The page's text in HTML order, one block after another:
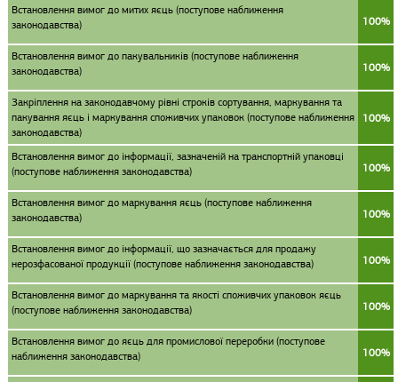
Встановлення вимог до митих яєць (поступове наближення
законодавства)
100%
Встановлення вимог до пакувальників (поступове наближення
законодавства)
100%
Закріплення на законодавчому рівні строків сортування, маркування та
пакування яєць і маркування споживчих упаковок (поступове наближення
законодавства)
100%
Встановлення вимог до інформації, зазначеній на транспортній упаковці
(поступове наближення законодавства)
100%
Встановлення вимог до маркування яєць (поступове наближення
законодавства)
100%
Встановлення вимог до інформації, що зазначається для продажу
нерозфасованої продукції (поступове наближення законодавства)
100%
Встановлення вимог до маркування та якості споживчих упаковок яєць
(поступове наближення законодавства)
100%
Встановлення вимог до яєць для промислової переробки (поступове
наближення законодавства)
100%